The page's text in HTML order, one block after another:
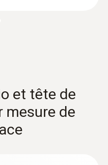
et tête de
mesure de